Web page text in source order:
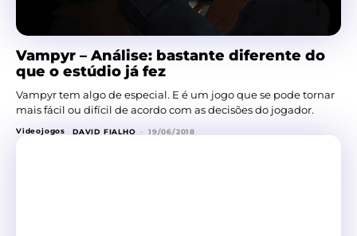
Vampyr – Análise: bastante diferente do
que o estúdio já fez
Vampyr tem algo de especial. E é um jogo que se pode tornar
mais fácil ou difícil de acordo com as decisões do jogador.
Videojogos DAVID FIALHO - 19/06/2018